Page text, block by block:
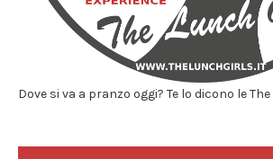
Dove si va a pranzo oggi? Te lo dicono le